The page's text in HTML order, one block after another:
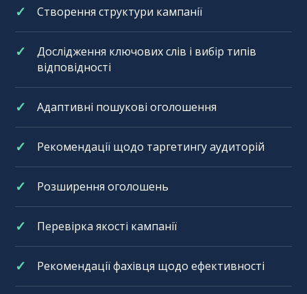
Створення структури кампанії
Дослідження ключових слів і вибір типів
відповідності
Адаптивні пошукові оголошення
Рекомендації щодо таргетингу аудиторій
Розширення оголошень
Перевірка якості кампанії
Рекомендації фахівця щодо ефективності